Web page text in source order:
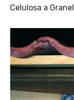
Celulosa a